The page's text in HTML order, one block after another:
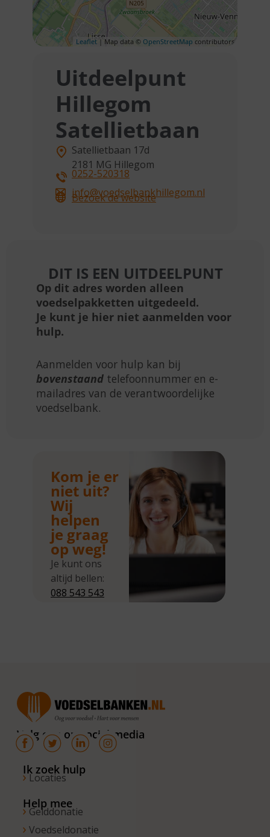
Leaflet | Map data © OpenStreetMap contributors
Uitdeelpunt
Hillegom
Satellietbaan
Satellietbaan 17d
2181 MG Hillegom
0252-520318
info@voedselbankhillegom.nl
Bezoek de website
DIT IS EEN UITDEELPUNT
Op dit adres worden alleen
voedselpakketten uitgedeeld.
Je kunt je hier niet aanmelden voor
hulp.
Aanmelden voor hulp kan bij
bovenstaand telefoonnummer en e-
mailadres van de verantwoordelijke
voedselbank.
Kom je er
niet uit?
Wij
helpen
je graag
op weg!
Je kunt ons
altijd bellen:
088 543 543
van 10.00 –
16.00 uur. Op
de vrijdagen
zijn wij
bereikbaar
van 10.00 –
Volg ons op social media
Ik zoek hulp
Locaties
Help mee
Gelddonatie
Voedseldonatie